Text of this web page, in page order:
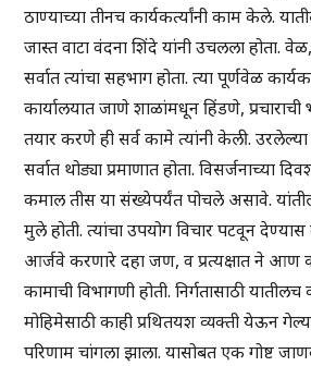
ठाण्याच्या तीनच कार्यकर्त्यांनी काम केले.
जास्त वाटा वंदना शिंदे यांनी उचलला होता.
सर्वात त्यांचा सहभाग होता. त्या पूर्णवेळ
कार्यालयात जाणे शाळांमधून हिंडणे,
तयार करणे ही सर्व कामे त्यांनी केली.
सर्वात थोड्या प्रमाणात होता. विसर्जनाच्या
कमाल तीस या संख्येपर्यंत पोचले असावे.
मुले होती. त्यांचा उपयोग विचार पटवून
आर्जवे करणारे दहा जण, व प्रत्यक्षात ने
कामाची विभागणी होती. निर्गतासाठी
मोहिमेसाठी काही प्रथितयश व्यक्ती येऊन
परिणाम चांगला झाला. यासोबत एक गोष्ट